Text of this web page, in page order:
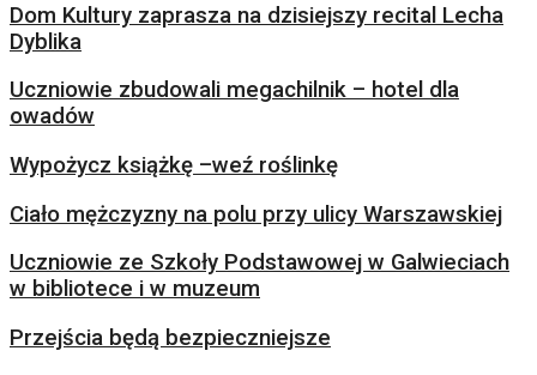
Dom Kultury zaprasza na dzisiejszy recital Lecha
Dyblika
Uczniowie zbudowali megachilnik – hotel dla
owadów
Wypożycz książkę –weź roślinkę
Ciało mężczyzny na polu przy ulicy Warszawskiej
Uczniowie ze Szkoły Podstawowej w Galwieciach
w bibliotece i w muzeum
Przejścia będą bezpieczniejsze